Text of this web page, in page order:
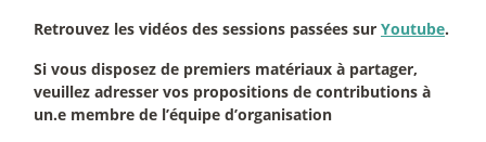
Retrouvez les vidéos des sessions passées sur Youtube.
Si vous disposez de premiers matériaux à partager,
veuillez adresser vos propositions de contributions à
un.e membre de l’équipe d’organisation